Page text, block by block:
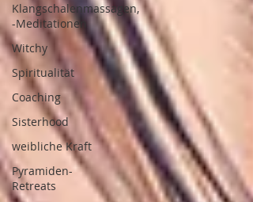
Klangschalenmassagen,
-Meditationen
Witchy
Spiritualität
Coaching
Sisterhood
weibliche Kraft
Pyramiden-
Retreats